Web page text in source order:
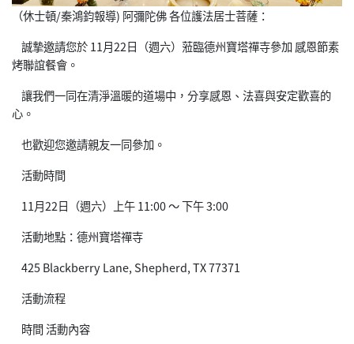
（休士頓/秦鴻鈞報導) 阿彌陀佛 各位護法居士菩薩：
誠摯邀請您於 11月22日（週六）蒞臨德州寶塔禪寺參加 感恩節素
烤聯誼餐會。
讓我們一同在清淨溫暖的道場中，分享感恩、法喜與安定歡喜的
心。
也歡迎您邀請親友一同參加。
活動時間
11月22日（週六）上午 11:00 ～ 下午 3:00
活動地點：德州寶塔禪寺
425 Blackberry Lane, Shepherd, TX 77371
活動流程
時間 活動內容